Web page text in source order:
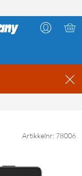
Artikkelnr: 78006